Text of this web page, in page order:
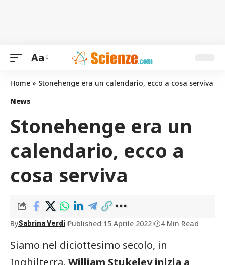
Aa
Home » Stonehenge era un calendario, ecco a cosa serviva
News
Stonehenge era un
calendario, ecco a
cosa serviva
BySabrina Verdi Published 15 Aprile 2022 4 Min Read
Siamo nel diciottesimo secolo, in
Inghilterra. William Stukeley inizia a